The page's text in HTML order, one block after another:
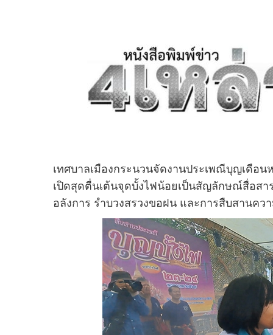
เทศบาลเมืองกระนวนจัดงานประเพณีบุญเดือ
เปิดสุดตื่นเต้นจุดบั้งไฟน้อยเป็นสัญลักษณ์สื่อส
อลังการ รำบวงสรวงขอฝน และการสืบสานค